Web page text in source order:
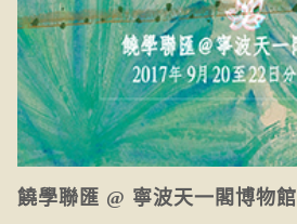
饒學聯匯 @ 寧波天一閣博物館